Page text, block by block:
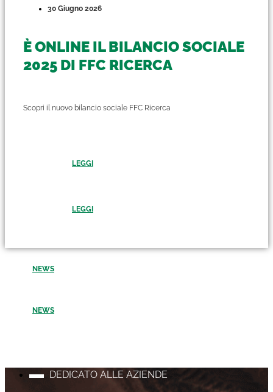
30 Giugno 2026
È ONLINE IL BILANCIO SOCIALE
2025 DI FFC RICERCA
Scopri il nuovo bilancio sociale FFC Ricerca
LEGGI
LEGGI
NEWS
NEWS
DEDICATO ALLE AZIENDE